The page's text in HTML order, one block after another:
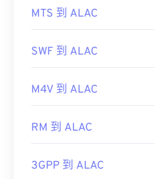
預設情況下，VOB 檔案
未加密的 VOB 檔案通常
VLC 媒體播放器
MTS 到 ALAC
SWF 到 ALAC
M4V 到 ALAC
RM 到 ALAC
3GPP 到 ALAC